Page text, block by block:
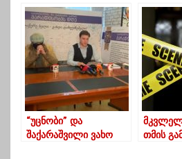
შესრულება”
“უცნობი” და
შაქარაშვილი ვახო
თმის